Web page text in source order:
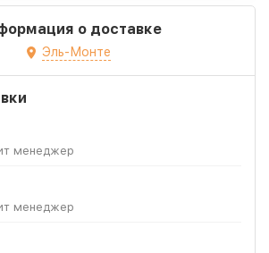
о доставке
Эль-Монте
менеджер
менеджер